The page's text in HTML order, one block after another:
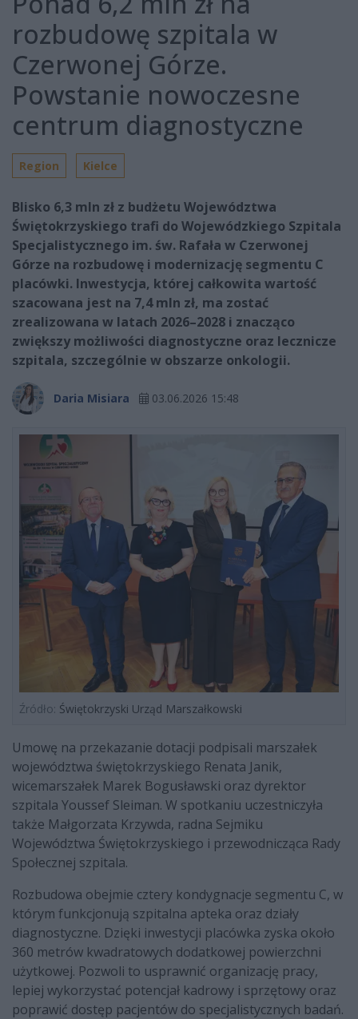
rozbudowę szpitala w
Czerwonej Górze.
Powstanie nowoczesne
centrum diagnostyczne
Region Kielce
Blisko 6,3 mln zł z budżetu Województwa
Świętokrzyskiego trafi do Wojewódzkiego Szpitala
Specjalistycznego im. św. Rafała w Czerwonej
Górze na rozbudowę i modernizację segmentu C
placówki. Inwestycja, której całkowita wartość
szacowana jest na 7,4 mln zł, ma zostać
zrealizowana w latach 2026–2028 i znacząco
zwiększy możliwości diagnostyczne oraz lecznicze
szpitala, szczególnie w obszarze onkologii.
Daria Misiara 03.06.2026 15:48
Źródło: Świętokrzyski Urząd Marszałkowski
Umowę na przekazanie dotacji podpisali marszałek
województwa świętokrzyskiego Renata Janik,
wicemarszałek Marek Bogusławski oraz dyrektor
szpitala Youssef Sleiman. W spotkaniu uczestniczyła
także Małgorzata Krzywda, radna Sejmiku
Województwa Świętokrzyskiego i przewodnicząca Rady
Społecznej szpitala.
Rozbudowa obejmie cztery kondygnacje segmentu C, w
którym funkcjonują szpitalna apteka oraz działy
diagnostyczne. Dzięki inwestycji placówka zyska około
360 metrów kwadratowych dodatkowej powierzchni
użytkowej. Pozwoli to usprawnić organizację pracy,
lepiej wykorzystać potencjał kadrowy i sprzętowy oraz
poprawić dostęp pacjentów do specjalistycznych badań.